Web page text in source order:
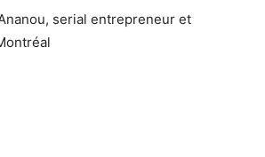
serial entrepreneur et